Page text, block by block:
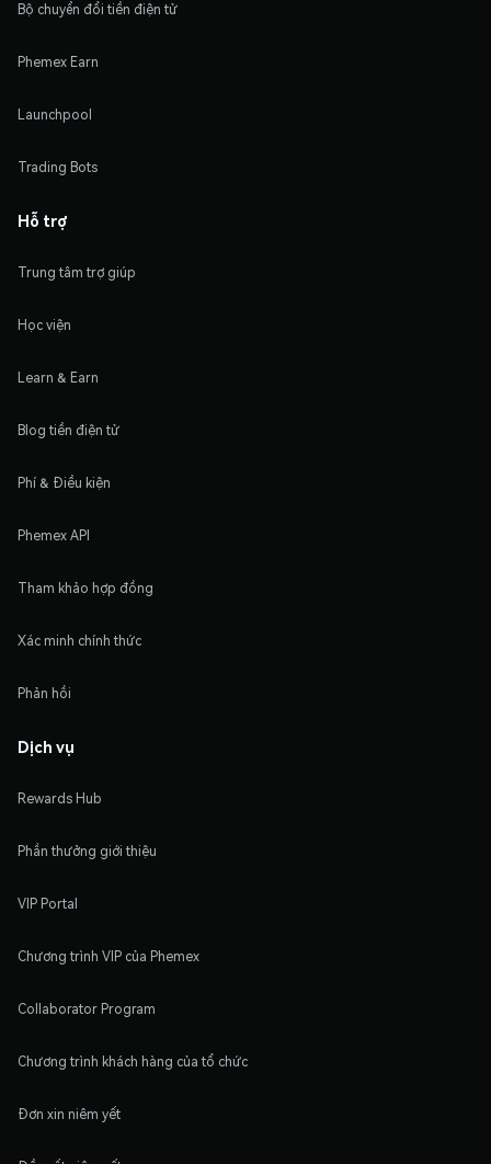
Bộ chuyển đổi tiền điện tử
Phemex Earn
Launchpool
Trading Bots
Hỗ trợ
Trung tâm trợ giúp
Học viện
Learn & Earn
Blog tiền điện tử
Phí & Điều kiện
Phemex API
Tham khảo hợp đồng
Xác minh chính thức
Phản hồi
Dịch vụ
Rewards Hub
Phần thưởng giới thiệu
VIP Portal
Chương trình VIP của Phemex
Collaborator Program
Chương trình khách hàng của tổ chức
Đơn xin niêm yết